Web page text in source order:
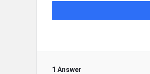
1 Answer